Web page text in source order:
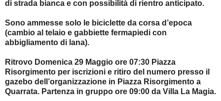
di strada bianca e con possibilità di rientro anticipato.
Sono ammesse solo le biciclette da corsa d’epoca
(cambio al telaio e gabbiette fermapiedi con
abbigliamento di lana).
Ritrovo Domenica 29 Maggio ore 07:30 Piazza
Risorgimento per iscrizioni e ritiro del numero presso il
gazebo dell’organizzazione in Piazza Risorgimento a
Quarrata. Partenza in gruppo ore 09:00 da Villa La Magia.